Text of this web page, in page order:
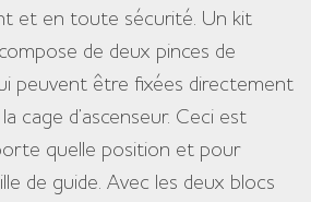
et en toute sécurité. Un kit
de deux pinces de
peuvent être fixées directement
cage d’ascenseur. Ceci est
quelle position et pour
de guide. Avec les deux blocs